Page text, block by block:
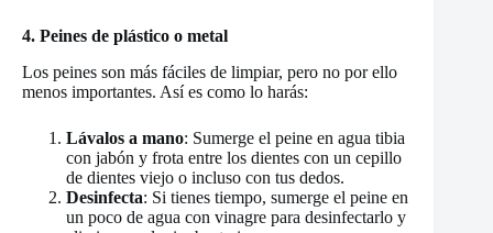
4. Peines de plástico o metal
Los peines son más fáciles de limpiar, pero no por ello
menos importantes. Así es como lo harás:
Lávalos a mano: Sumerge el peine en agua tibia
con jabón y frota entre los dientes con un cepillo
de dientes viejo o incluso con tus dedos.
Desinfecta: Si tienes tiempo, sumerge el peine en
un poco de agua con vinagre para desinfectarlo y